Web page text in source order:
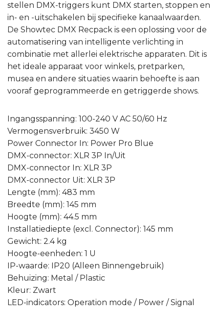
stellen DMX-triggers kunt DMX starten, stoppen en
in- en -uitschakelen bij specifieke kanaalwaarden.
De Showtec DMX Recpack is een oplossing voor de
automatisering van intelligente verlichting in
combinatie met allerlei elektrische apparaten. Dit is
het ideale apparaat voor winkels, pretparken,
musea en andere situaties waarin behoefte is aan
vooraf geprogrammeerde en getriggerde shows.
Ingangsspanning: 100-240 V AC 50/60 Hz
Vermogensverbruik: 3450 W
Power Connector In: Power Pro Blue
DMX-connector: XLR 3P In/Uit
DMX-connector In: XLR 3P
DMX-connector Uit: XLR 3P
Lengte (mm): 483 mm
Breedte (mm): 145 mm
Hoogte (mm): 44.5 mm
Installatiediepte (excl. Connector): 145 mm
Gewicht: 2.4 kg
Hoogte-eenheden: 1 U
IP-waarde: IP20 (Alleen Binnengebruik)
Behuizing: Metal / Plastic
Kleur: Zwart
LED-indicators: Operation mode / Power / Signal